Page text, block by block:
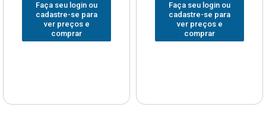
Faça seu login ou
cadastre-se para
ver preços e
comprar
Faça seu login ou
cadastre-se para
ver preços e
comprar